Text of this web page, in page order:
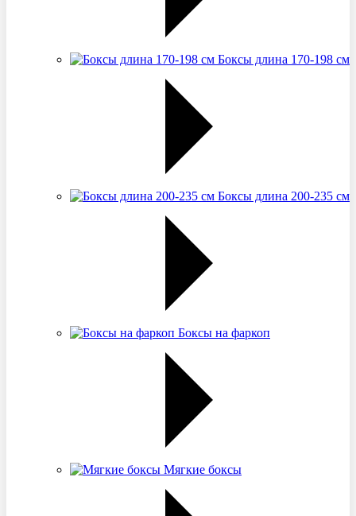
Боксы длина 170-198 см
Боксы длина 200-235 см
Боксы на фаркоп
Мягкие боксы